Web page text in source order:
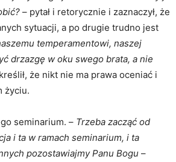
– pytał i retorycznie i zaznaczył, że
sytuacji, a po drugie trudno jest
temperamentowi, naszej
drzazgę w oku swego brata, a nie
że nikt nie ma prawa oceniać i
życiu.
seminarium. – Trzeba zacząć od
i ta w ramach seminarium, i ta
pozostawiajmy Panu Bogu –